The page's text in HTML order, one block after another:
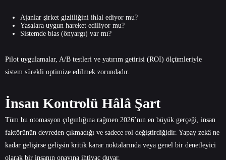
Ajanlar şirket gizliliğini ihlal ediyor mu?
Yasalara uygun hareket ediliyor mu?
Sistemde bias (önyargı) var mı?
Pilot uygulamalar, A/B testleri ve yatırım getirisi (ROI) ölçümleriyle
sistem sürekli optimize edilmek zorundadır.
İnsan Kontrolü Hâlâ Şart
Tüm bu otomasyon çılgınlığına rağmen 2026’nın en büyük gerçeği, insan
faktörünün devreden çıkmadığı ve sadece rol değiştirdiğidir. Yapay zekâ ne
kadar gelişirse gelişsin kritik karar noktalarında veya genel bir denetleyici
olarak bir insanın onayına ihtiyaç duyar.